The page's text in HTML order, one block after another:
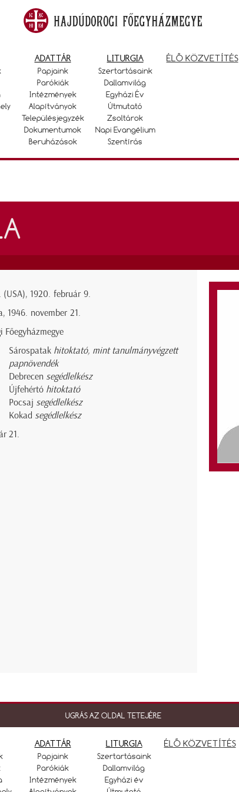
ADATTÁR
Papjaink
Parókiák
Intézmények
Alapítványok
Településjegyzék
Dokumentumok
Beruházások
LITURGIA
Szertartásaink
Dallamvilág
Egyházi Év
Útmutató
Zsoltárok
Napi Evangélium
Szentírás
ÉLŐ KÖZVETÍTÉS
(USA), 1920. február 9.
1946. november 21.
Főegyházmegye
Sárospatak hitoktató, mint tanulmányvégzett
papnövendék
Debrecen segédlelkész
Újfehértó hitoktató
Pocsaj segédlelkész
Kokad segédlelkész
21.
UGRÁS AZ OLDAL TETEJÉRE
ADATTÁR
Papjaink
Parókiák
Intézmények
LITURGIA
Szertartásaink
Dallamvilág
Egyházi év
ÉLŐ KÖZVETÍTÉS